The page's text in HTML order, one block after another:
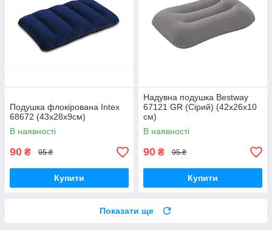
Подушка флокірована Intex
68672 (43х28х9см)
В наявності
90 ₴ 95 ₴
Купити
Надувна подушка Bestway
67121 GR (Сірий) (42х26х10
см)
В наявності
90 ₴ 95 ₴
Купити
Показати ще